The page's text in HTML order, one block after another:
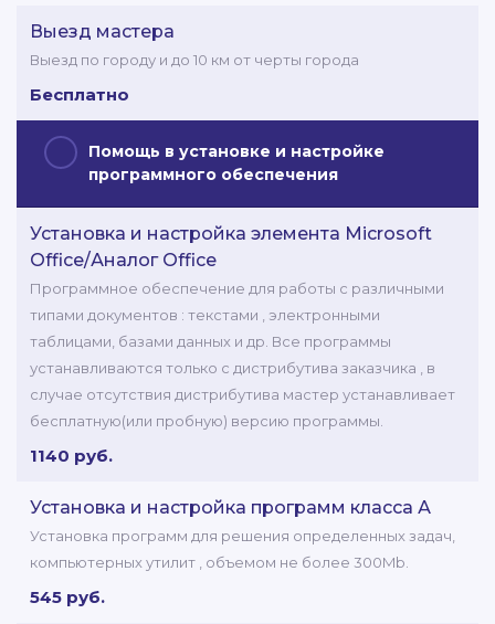
Выезд мастера
Выезд по городу и до 10 км от черты города
Бесплатно
Помощь в установке и настройке
программного обеспечения
Установка и настройка элемента Microsoft
Office/Аналог Office
Программное обеспечение для работы с различными
типами документов : текстами , электронными
таблицами, базами данных и др. Все программы
устанавливаются только с дистрибутива заказчика , в
случае отсутствия дистрибутива мастер устанавливает
бесплатную(или пробную) версию программы.
1140 руб.
Установка и настройка программ класса А
Установка программ для решения определенных задач,
компьютерных утилит , объемом не более 300Mb.
545 руб.